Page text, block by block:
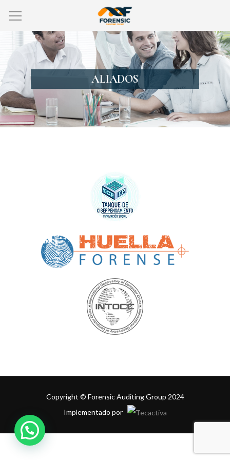
ALIADOS
Copyright © Forensic Auditing Group 2024
Implementado por